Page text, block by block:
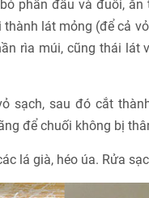
phần đầu và đuôi, ăn
lát mỏng (để cả
rìa múi, cũng thái lát
sạch, sau đó cắt
để chuối không bị
lá già, héo úa. Rửa